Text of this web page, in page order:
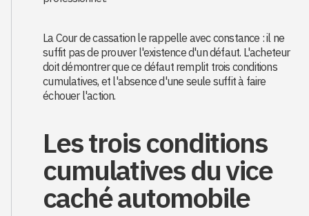
La Cour de cassation le rappelle avec constance : il ne
suffit pas de prouver l'existence d'un défaut. L'acheteur
doit démontrer que ce défaut remplit trois conditions
cumulatives, et l'absence d'une seule suffit à faire
échouer l'action.
Les trois conditions
cumulatives du vice
caché automobile